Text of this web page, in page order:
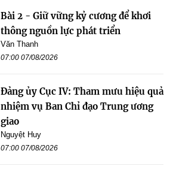
Bài 2 - Giữ vững kỷ cương để khơi
thông nguồn lực phát triển
Văn Thanh
07:00 07/08/2026
Đảng ủy Cục IV: Tham mưu hiệu quả
nhiệm vụ Ban Chỉ đạo Trung ương
giao
Nguyệt Huy
07:00 07/08/2026